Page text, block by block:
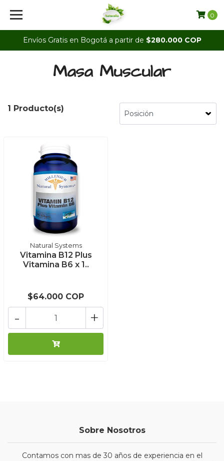
Envíos Gratis en Bogotá a partir de $280.000 COP
0
Masa Muscular
1 Producto(s)
Natural Systems
Vitamina B12 Plus
Vitamina B6 x 1..
$64.000 COP
+
-
Sobre Nosotros
Contamos con mas de 30 años de experiencia en el